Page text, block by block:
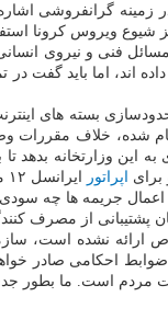
در زمینه گرانفروشی
ویروس کرونا استفاده
مسائل فنی و نیروی
اند، اما باید
بسته های
خلاف مقررات
اپراتور
ایرانسل ۱۲ میلیارد تومان جریمه اعمال نماییم.
اعمال جریمه ها چه
پشتیبانی از مصرف
ضوابط احکامی صادر
است. ما بطور جدی